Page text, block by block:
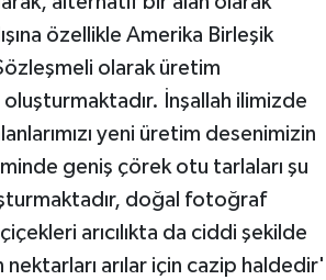
özellikle Amerika Birleşik
olarak üretim
İnşallah ilimizde
yeni üretim desenimizin
geniş çörek otu tarlaları şu
doğal fotoğraf
arıcılıkta da ciddi şekilde
arılar için cazip haldedir'